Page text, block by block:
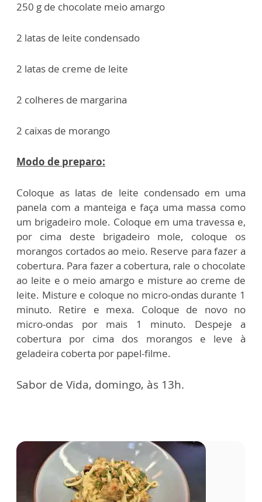
250 g de chocolate meio amargo
2 latas de leite condensado
2 latas de creme de leite
2 colheres de margarina
2 caixas de morango
Modo de preparo:
Coloque as latas de leite condensado em uma
panela com a manteiga e faça uma massa como
um brigadeiro mole. Coloque em uma travessa e,
por cima deste brigadeiro mole, coloque os
morangos cortados ao meio. Reserve para fazer a
cobertura. Para fazer a cobertura, rale o chocolate
ao leite e o meio amargo e misture ao creme de
leite. Misture e coloque no micro-ondas durante 1
minuto. Retire e mexa. Coloque de novo no
micro-ondas por mais 1 minuto. Despeje a
cobertura por cima dos morangos e leve à
geladeira coberta por papel-filme.
Sabor de Vida, domingo, às 13h.